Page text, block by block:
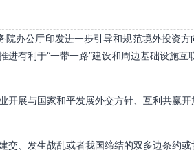
院办公厅印发进一步引导和规范境外投资
进有利于“一带一路”建设和周边基础设施
开展与国家和平发展外交方针、互利共赢
建交、发生战乱或者我国缔结的双多边条约